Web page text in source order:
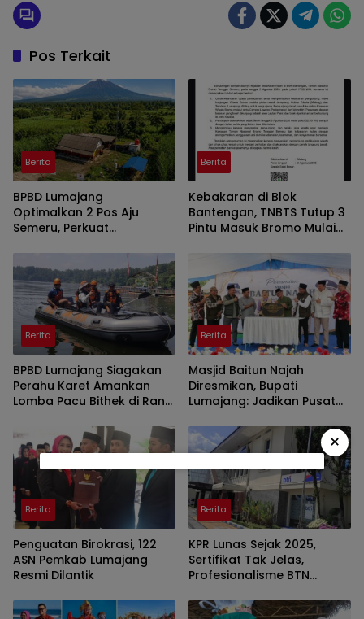
Pos Terkait
Berita
BPBD Lumajang
Optimalkan 2 Pos Aju
Semeru, Perkuat
Rawan Lahar
Berita
Kebakaran di Blok
Bantengan, TNBTS Tutup 3
Pintu Masuk Bromo Mulai
Berita
BPBD Lumajang Siagakan
Perahu Karet Amankan
Lomba Pacu Bithek di Ranu
Berita
Masjid Baitun Najah
Diresmikan, Bupati
Lumajang: Jadikan Pusat
Berita
Penguatan Birokrasi, 122
ASN Pemkab Lumajang
Resmi Dilantik
Berita
KPR Lunas Sejak 2025,
Sertifikat Tak Jelas,
Profesionalisme BTN
×